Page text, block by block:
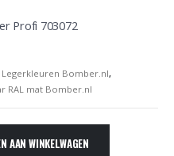
Profi 703072
Legerkleuren Bomber.nl,
RAL mat Bomber.nl
AAN WINKELWAGEN